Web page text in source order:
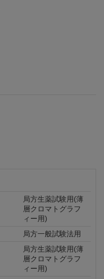
局方生薬試験用(薄
層クロマトグラフ
ィー用)
局方一般試験法用
局方生薬試験用(薄
層クロマトグラフ
ィー用)